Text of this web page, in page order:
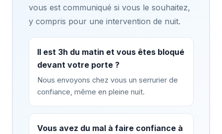
vous est communiqué si vous le souhaitez,
y compris pour une intervention de nuit.
Il est 3h du matin et vous êtes bloqué
devant votre porte ?
Nous envoyons chez vous un serrurier de
confiance, même en pleine nuit.
Vous avez du mal à faire confiance à